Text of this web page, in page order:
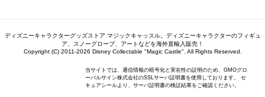
ディズニーキャラクターグッズストア マジックキャッスル。ディズニーキャラクターのフィギュ
ア、スノーグローブ、アートなどを海外直輸入販売！
Copyright (C) 2011-2026 Disney Collectable "Magic Castle". All Rights Reserved.
当サイトでは、通信情報の暗号化と実在性の証明のため、GMOグロ
ーバルサイン株式会社のSSLサーバ証明書を使用しております。 セ
キュアシールより、サーバ証明書の検証結果をご確認ください。